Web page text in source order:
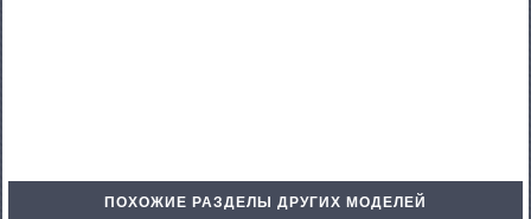
ПОХОЖИЕ РАЗДЕЛЫ ДРУГИХ МОДЕЛЕЙ